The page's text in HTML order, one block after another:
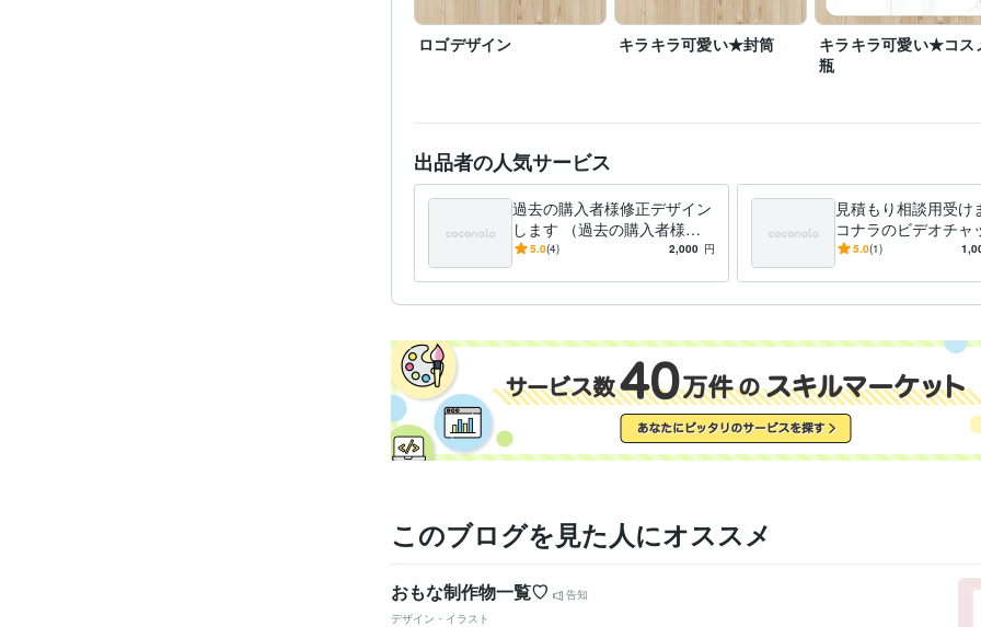
デザイン制作 グラフィックデザイン パッケージ
広告 健康 美容 起業 開業 コンサル 医療 サービス 飲食 サ
Web制作・HP作成・EC構築 LP、HP、バナー、サムネイル
医療
ロゴデザイン キラキラ可愛い★封筒
キラキラ可愛い★コス
瓶
出品者の人気サービス
過去の購入者様修正デザイン
します （過去の購入者様）
修正デザインします
5.0(4) 2,000 円
見積もり相談用受け
コナラのビデオチャ
積もり相談用受け
5.0(1)
このブログを見た人にオススメ
おもな制作物一覧♡
告知
デザイン・イラスト